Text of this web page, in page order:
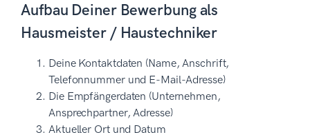
Aufbau Deiner Bewerbung als
Hausmeister / Haustechniker
Deine Kontaktdaten (Name, Anschrift,
Telefonnummer und E-Mail-Adresse)
Die Empfängerdaten (Unternehmen,
Ansprechpartner, Adresse)
Aktueller Ort und Datum